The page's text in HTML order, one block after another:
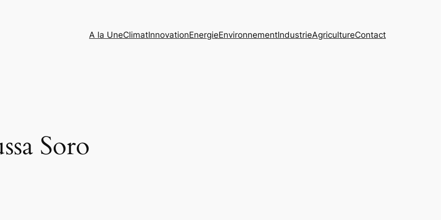
A la UneClimatInnovationEnergieEnvironnementIndustrieAgricultureContact
Soro